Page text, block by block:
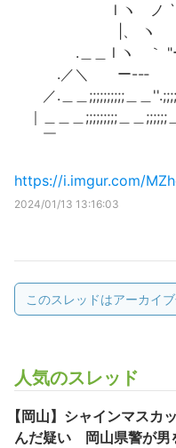
l ヽ ノ `'''｀
|、 ヽ ｀
.＿＿ l ヽ ｀ "ー
.／＼ ー--
／.＿＿;;;;;;;;;;＿＿
｜＿＿＿;;;;;;;;;＿＿;;;;;;
￣
https://i.imgur.com/
2024/01/13 13:16:03
このスレッドはアーカイ
人気のスレッド
【岡山】シャインマス
んだ疑い 岡山県警が男